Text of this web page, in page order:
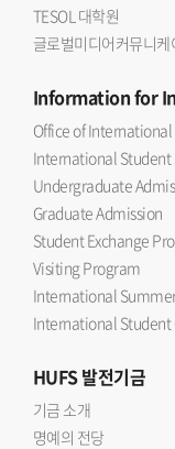
TESOL 대학원
글로벌미디어커뮤니케
Informationfor
Office of
International Student
Undergraduate
Graduate Admission
Student Exchange
Visiting Program
International
International Student
HUFS발전기금
기금 소개
명예의 전당